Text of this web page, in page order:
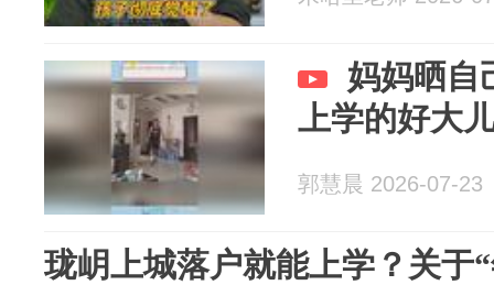
妈妈晒自
上学的好大
郭慧晨 2026-07-23
珑岄上城落户就能上学？关于